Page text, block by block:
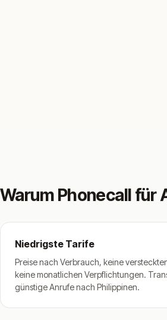
Warum Phonecall für
Niedrigste Tarife
Preise nach Verbrauch, keine
keine monatlichen Verpflichtungen.
günstige Anrufe nach Philippinen.